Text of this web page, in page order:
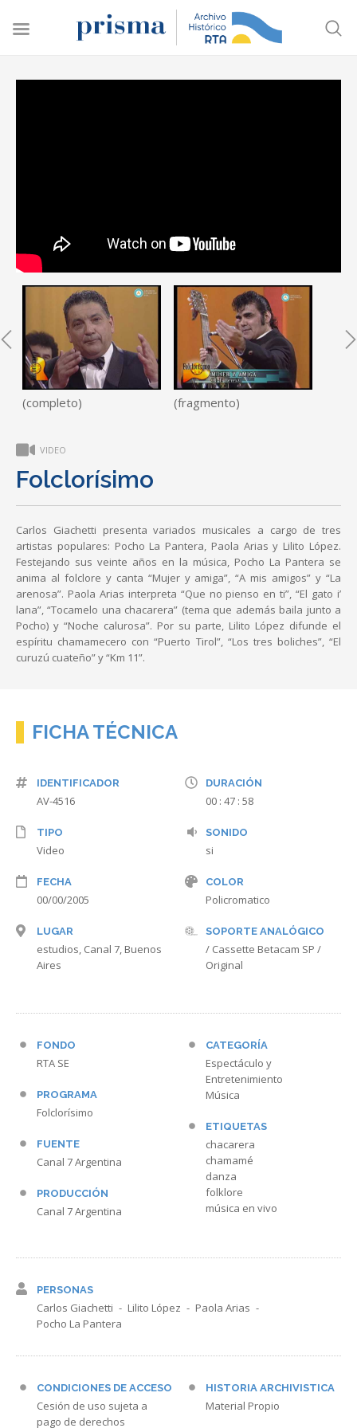
(completo) (fragmento)
VIDEO
Folclorísimo
Carlos Giachetti presenta variados musicales a cargo de tres
artistas populares: Pocho La Pantera, Paola Arias y Lilito López.
Festejando sus veinte años en la música, Pocho La Pantera se
anima al folclore y canta “Mujer y amiga”, “A mis amigos” y “La
arenosa”. Paola Arias interpreta “Que no pienso en ti”, “El gato i’
lana”, “Tocamelo una chacarera” (tema que además baila junto a
Pocho) y “Noche calurosa”. Por su parte, Lilito López difunde el
espíritu chamamecero con “Puerto Tirol”, “Los tres boliches”, “El
curuzú cuateño” y “Km 11”.
FICHA TÉCNICA
IDENTIFICADOR
AV-4516
TIPO
Video
FECHA
00/00/2005
LUGAR
estudios, Canal 7, Buenos
Aires
DURACIÓN
00 : 47 : 58
SONIDO
si
COLOR
Policromatico
SOPORTE ANALÓGICO
/ Cassette Betacam SP /
Original
FONDO
RTA SE
PROGRAMA
Folclorísimo
FUENTE
Canal 7 Argentina
PRODUCCIÓN
Canal 7 Argentina
CATEGORÍA
Espectáculo y
Entretenimiento
Música
ETIQUETAS
chacarera
chamamé
danza
folklore
música en vivo
PERSONAS
Carlos Giachetti Lilito López
Paola Arias
Pocho La Pantera
CONDICIONES DE ACCESO
Cesión de uso sujeta a
pago de derechos
HISTORIA ARCHIVISTICA
Material Propio